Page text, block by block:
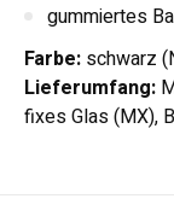
gummiertes
Farbe: schwarz
Lieferumfang:
fixes Glas (MX),